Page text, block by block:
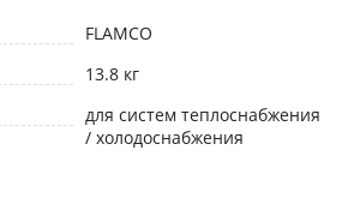
FLAMCO
13.8 кг
для систем теплоснабжения
/ холодоснабжения